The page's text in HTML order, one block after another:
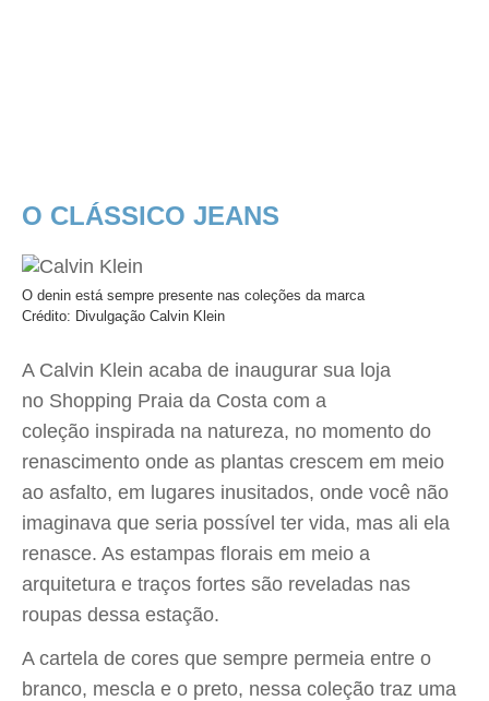
O CLÁSSICO JEANS
O denin está sempre presente nas coleções da marca
Crédito: Divulgação Calvin Klein
A Calvin Klein acaba de inaugurar sua loja
no Shopping Praia da Costa com a
coleção inspirada na natureza, no momento do
renascimento onde as plantas crescem em meio
ao asfalto, em lugares inusitados, onde você não
imaginava que seria possível ter vida, mas ali ela
renasce. As estampas florais em meio a
arquitetura e traços fortes são reveladas nas
roupas dessa estação.
A cartela de cores que sempre permeia entre o
branco, mescla e o preto, nessa coleção traz uma